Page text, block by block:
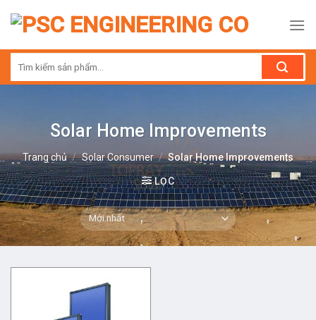
kiếm:
Solar Home Improvements
Trang chủ / Solar Consumer / Solar Home Improvements
LỌC